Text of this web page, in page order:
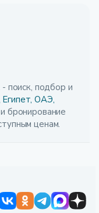
поиск, подбор и
Египет, ОАЭ,
бронирование
ценам.